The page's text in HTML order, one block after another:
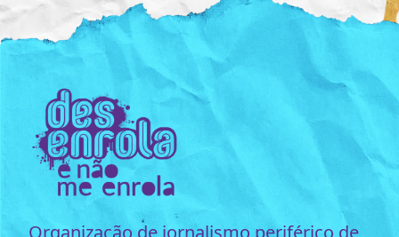
Organização de jornalismo periférico de